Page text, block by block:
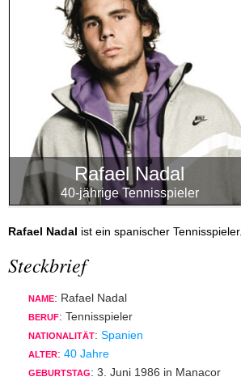
Rafael Nadal
40-jährige Tennisspieler
Rafael Nadal ist ein spanischer Tennisspieler.
Steckbrief
NAME: Rafael Nadal
BERUF: Tennisspieler
NATIONALITÄT: Spanien
ALTER: 40 Jahre
GEBURTSTAG: 3. Juni 1986 in Manacor